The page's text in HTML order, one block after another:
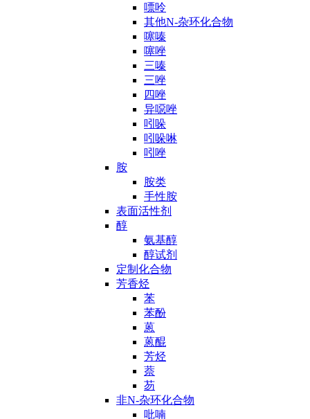
嘌呤
其他N-杂环化合物
噻嗪
噻唑
三嗪
三唑
四唑
异噁唑
吲哚
吲哚啉
吲唑
胺
胺类
手性胺
表面活性剂
醇
氨基醇
醇试剂
定制化合物
芳香烃
苯
苯酚
蒽
蒽醌
芳烃
萘
芴
非N-杂环化合物
吡喃